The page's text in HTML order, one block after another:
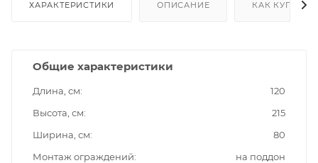
ХАРАКТЕРИСТИКИ ОПИСАНИЕ КАК КУПИТЬ
Общие характеристики
Длина, см
120
Высота, см
215
Ширина, см
80
Монтаж ограждений
на поддон